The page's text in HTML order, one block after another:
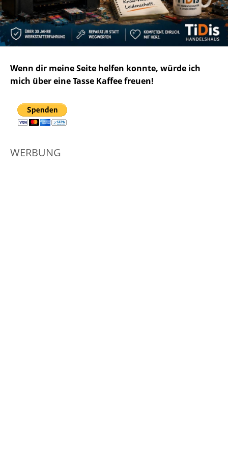
Wenn dir meine Seite helfen konnte, würde ich
mich über eine Tasse Kaffee freuen!
WERBUNG